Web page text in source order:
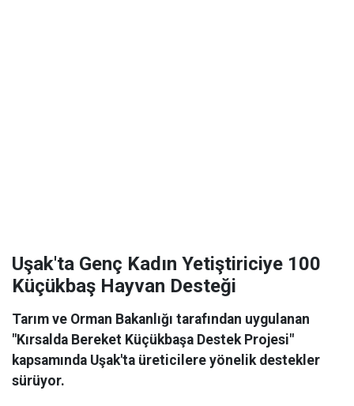
Uşak'ta Genç Kadın Yetiştiriciye 100
Küçükbaş Hayvan Desteği
Tarım ve Orman Bakanlığı tarafından uygulanan
"Kırsalda Bereket Küçükbaşa Destek Projesi"
kapsamında Uşak'ta üreticilere yönelik destekler
sürüyor.